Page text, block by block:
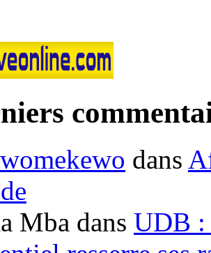
dans
Mba dans UDB :